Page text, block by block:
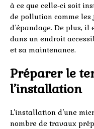
à ce que celle-ci soit
de pollution comme les
d’épandage. De plus, il
dans un endroit
et sa maintenance.
Préparer le
l’installation
L’installation d’une
nombre de travaux